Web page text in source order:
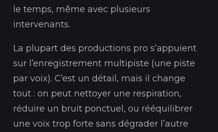
le temps, même avec plusieurs
intervenants.
La plupart des productions pro s’appuient
sur l’enregistrement multipiste (une piste
par voix). C’est un détail, mais il change
tout : on peut nettoyer une respiration,
réduire un bruit ponctuel, ou rééquilibrer
une voix trop forte sans dégrader l’autre